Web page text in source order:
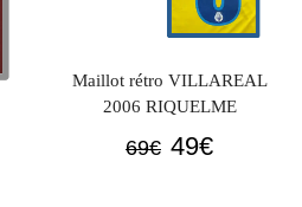
Maillot rétro VILLAREAL
2006 RIQUELME
69€ Le
49€Le